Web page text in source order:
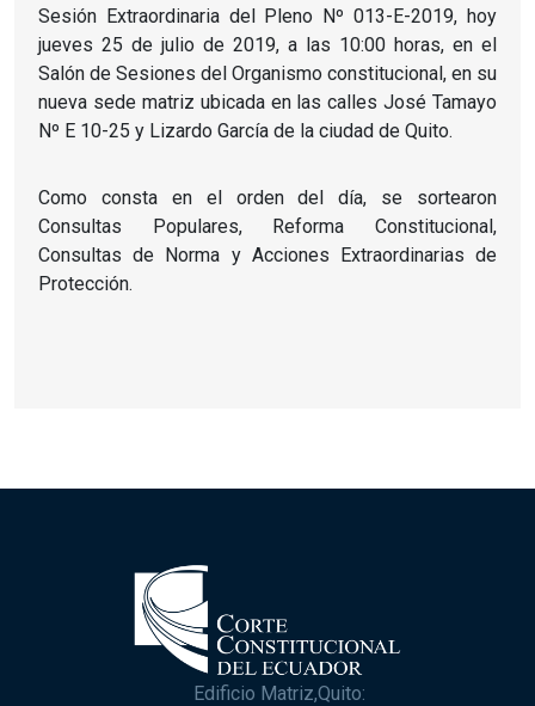
Sesión Extraordinaria del Pleno Nº 013-E-2019, hoy
jueves 25 de julio de 2019, a las 10:00 horas, en el
Salón de Sesiones del Organismo constitucional, en su
nueva sede matriz ubicada en las calles José Tamayo
Nº E 10-25 y Lizardo García de la ciudad de Quito.
Como consta en el orden del día, se sortearon
Consultas Populares, Reforma Constitucional,
Consultas de Norma y Acciones Extraordinarias de
Protección.
Edificio Matriz,Quito: